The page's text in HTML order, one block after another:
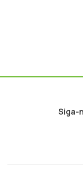
Siga-